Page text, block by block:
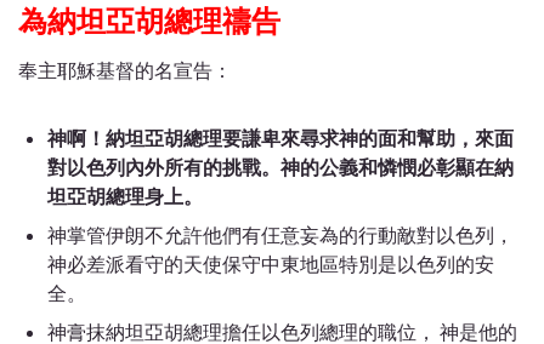
為納坦亞胡總理禱告
奉主耶穌基督的名宣告：
神啊！納坦亞胡總理要謙卑來尋求神的面和幫助，來面
對以色列內外所有的挑戰。神的公義和憐憫必彰顯在納
坦亞胡總理身上。
神掌管伊朗不允許他們有仼意妄為的行動敵對以色列，
神必差派看守的天使保守中東地區特別是以色列的安
全。
神膏抹納坦亞胡總理擔任以色列總理的職位， 神是他的